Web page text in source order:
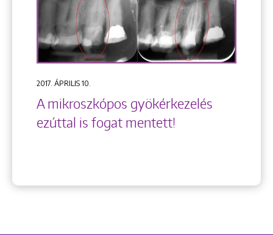
2017. ÁPRILIS 10.
A mikroszkópos gyökérkezelés
ezúttal is fogat mentett!